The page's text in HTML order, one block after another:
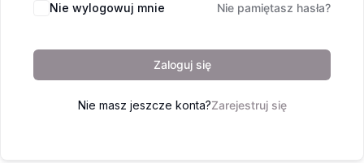
Nie wylogowuj mnie Nie pamiętasz hasła?
Zaloguj się
Nie masz jeszcze konta?Zarejestruj się